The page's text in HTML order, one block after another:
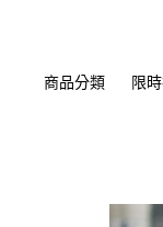
商品分類 限